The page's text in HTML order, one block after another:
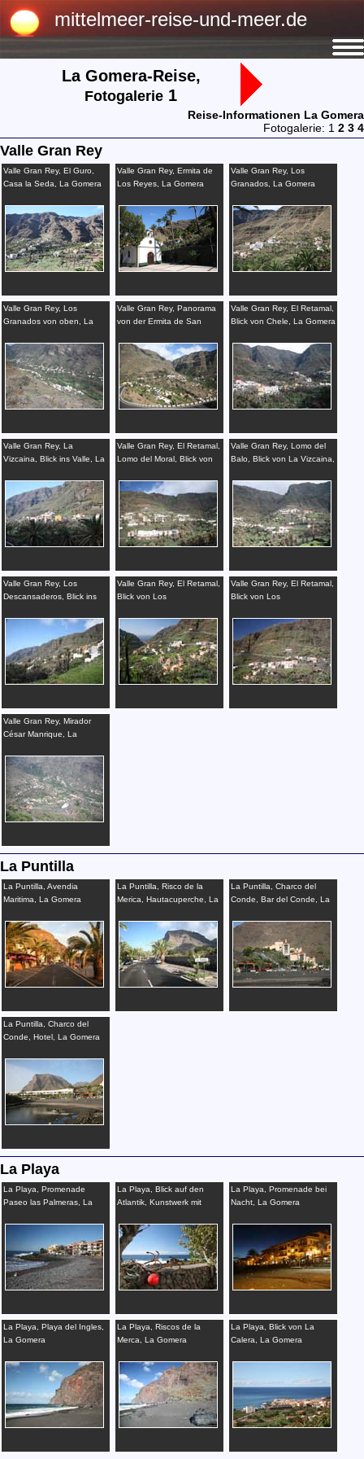
mittelmeer-reise-und-meer.de
La Gomera-Reise,
Fotogalerie 1
Reise-Informationen La Gomera
Fotogalerie: 1 2 3 4
Valle Gran Rey
Valle Gran Rey, El Guro,
Casa la Seda, La Gomera
Valle Gran Rey, Ermita de
Los Reyes, La Gomera
Valle Gran Rey, Los
Granados, La Gomera
Valle Gran Rey, Los
Granados von oben, La
Valle Gran Rey, Panorama
von der Ermita de San
Valle Gran Rey, El Retamal,
Blick von Chele, La Gomera
Valle Gran Rey, La
Vizcaina, Blick ins Valle, La
Valle Gran Rey, El Retamal,
Lomo del Moral, Blick von
Valle Gran Rey, Lomo del
Balo, Blick von La Vizcaina,
Valle Gran Rey, Los
Descansaderos, Blick ins
Valle Gran Rey, El Retamal,
Blick von Los
Valle Gran Rey, El Retamal,
Blick von Los
Gomera
Valle Gran Rey, Mirador
César Manrique, La
La Puntilla
La Puntilla, Avendia
Maritima, La Gomera
La Puntilla, Risco de la
Merica, Hautacuperche, La
La Puntilla, Charco del
Conde, Bar del Conde, La
La Puntilla, Charco del
Conde, Hotel, La Gomera
La Playa
La Playa, Promenade
Paseo las Palmeras, La
La Playa, Blick auf den
Atlantik, Kunstwerk mit
La Playa, Promenade bei
Nacht, La Gomera
La Playa, Playa del Ingles,
La Gomera
La Playa, Riscos de la
Merca, La Gomera
La Playa, Blick von La
Calera, La Gomera